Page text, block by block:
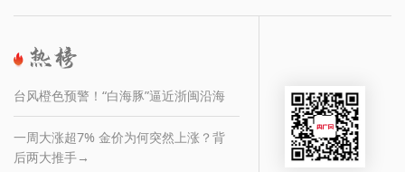
台风橙色预警！“白海豚”逼近浙闽沿海
一周大涨超7% 金价为何突然上涨？背
后两大推手→